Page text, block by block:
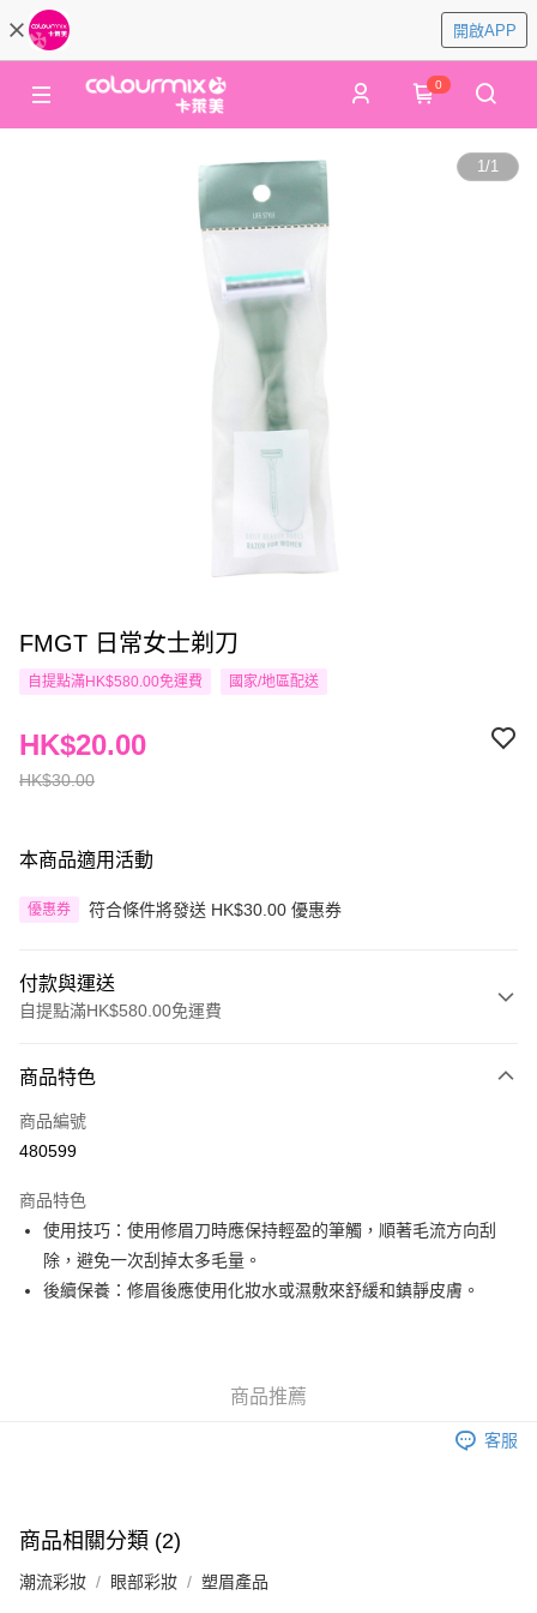
開啟APP
0
1/1
FMGT 日常女士剃刀
自提點滿HK$580.00免運費 國家/地區配送
HK$30.00
HK$20.00
本商品適用活動
優惠券 符合條件將發送 HK$30.00 優惠券
付款與運送
自提點滿HK$580.00免運費
信用卡
Apple Pay
AlipayHK
PayMe
eshop@colourmix-cosmetics.com** **我們不會處理沒有提供存款單據的訂
每筆HK$30.00，滿HK$580.00或以上免運費
商品特色
商品編號
480599
商品特色
使用技巧：使用修眉刀時應保持輕盈的筆觸，順著毛流方向刮
除，避免一次刮掉太多毛量。
後續保養：修眉後應使用化妝水或濕敷來舒緩和鎮靜皮膚。
商品推薦
客服
商品相關分類 (2)
潮流彩妝 眼部彩妝 塑眉產品